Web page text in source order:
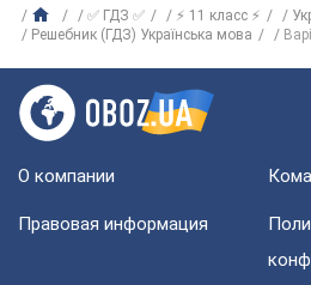
✅ ГДЗ ✅ ⚡ 11 класс ⚡
Решебник (ГДЗ) Українська мова
О компании
Правовая информация